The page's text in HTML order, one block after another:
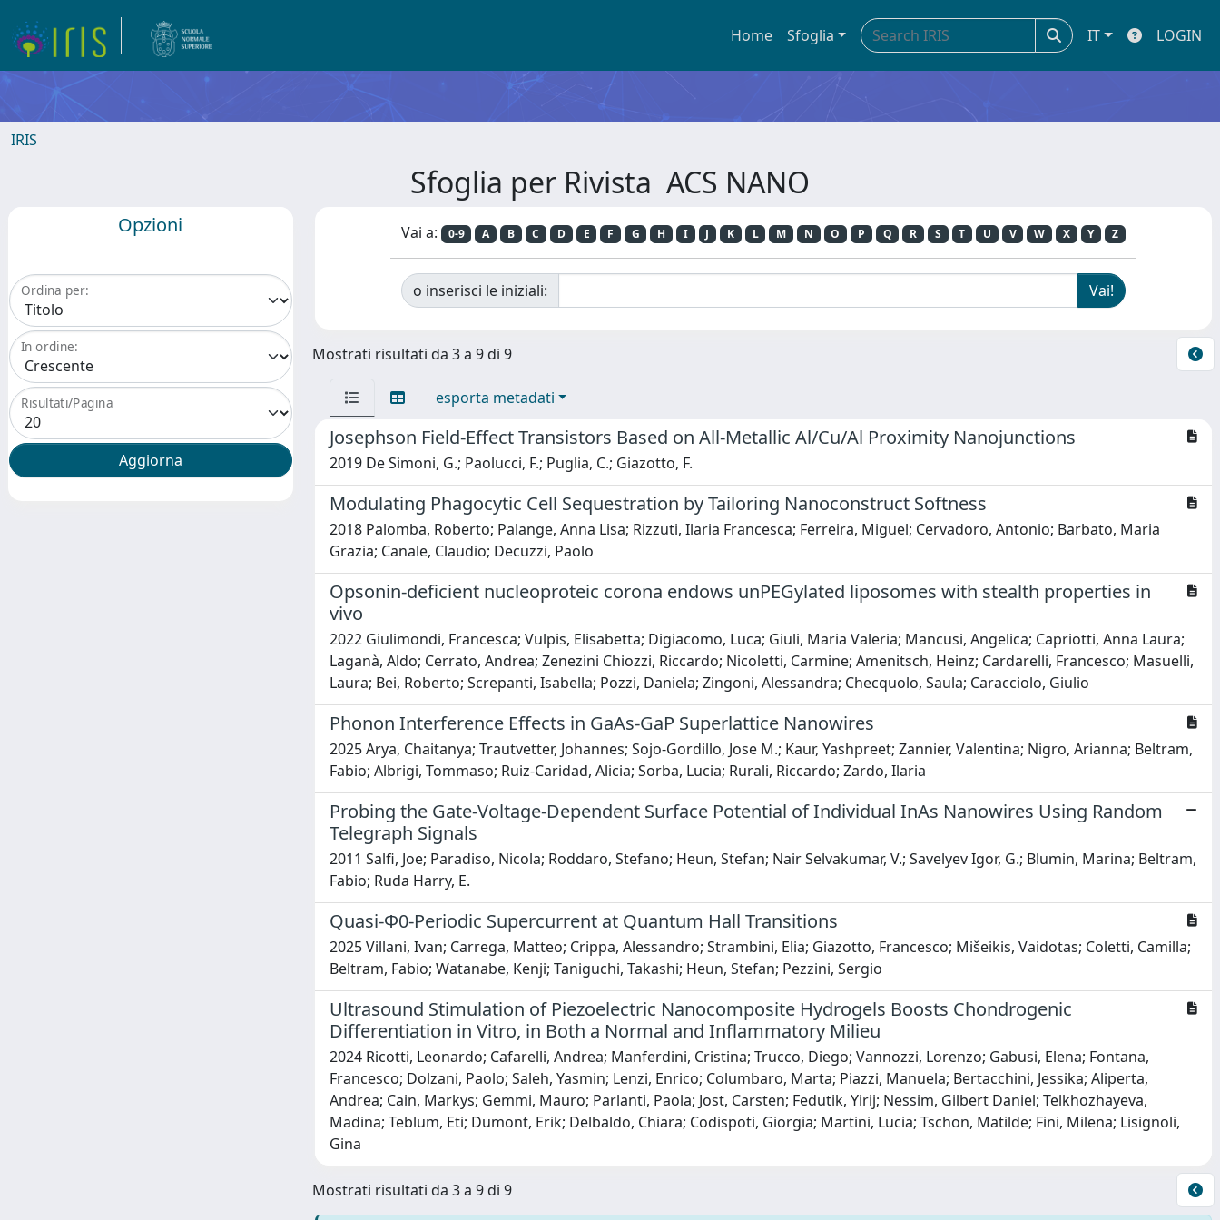
Home Sfoglia IT LOGIN
IRIS
Sfoglia per Rivista ACS NANO
Opzioni
Ordina per:
In ordine:
Risultati/Pagina
Vai a: 0-9 A B C D E F G H I J K L M N O P Q R S T U V W X Y Z
o inserisci le iniziali:
Mostrati risultati da 3 a 9 di 9
esporta metadati
Josephson Field-Effect Transistors Based on All-Metallic Al/Cu/Al Proximity Nanojunctions
2019 De Simoni, G.; Paolucci, F.; Puglia, C.; Giazotto, F.
Modulating Phagocytic Cell Sequestration by Tailoring Nanoconstruct Softness
2018 Palomba, Roberto; Palange, Anna Lisa; Rizzuti, Ilaria Francesca; Ferreira, Miguel; Cervadoro, Antonio; Barbato, Maria
Grazia; Canale, Claudio; Decuzzi, Paolo
Opsonin-deficient nucleoproteic corona endows unPEGylated liposomes with stealth properties in
vivo
2022 Giulimondi, Francesca; Vulpis, Elisabetta; Digiacomo, Luca; Giuli, Maria Valeria; Mancusi, Angelica; Capriotti, Anna Laura;
Laganà, Aldo; Cerrato, Andrea; Zenezini Chiozzi, Riccardo; Nicoletti, Carmine; Amenitsch, Heinz; Cardarelli, Francesco; Masuelli,
Laura; Bei, Roberto; Screpanti, Isabella; Pozzi, Daniela; Zingoni, Alessandra; Checquolo, Saula; Caracciolo, Giulio
Phonon Interference Effects in GaAs-GaP Superlattice Nanowires
2025 Arya, Chaitanya; Trautvetter, Johannes; Sojo-Gordillo, Jose M.; Kaur, Yashpreet; Zannier, Valentina; Nigro, Arianna; Beltram,
Fabio; Albrigi, Tommaso; Ruiz-Caridad, Alicia; Sorba, Lucia; Rurali, Riccardo; Zardo, Ilaria
Probing the Gate-Voltage-Dependent Surface Potential of Individual InAs Nanowires Using Random
Telegraph Signals
2011 Salfi, Joe; Paradiso, Nicola; Roddaro, Stefano; Heun, Stefan; Nair Selvakumar, V.; Savelyev Igor, G.; Blumin, Marina; Beltram,
Fabio; Ruda Harry, E.
Quasi-Φ0-Periodic Supercurrent at Quantum Hall Transitions
2025 Villani, Ivan; Carrega, Matteo; Crippa, Alessandro; Strambini, Elia; Giazotto, Francesco; Mišeikis, Vaidotas; Coletti, Camilla;
Beltram, Fabio; Watanabe, Kenji; Taniguchi, Takashi; Heun, Stefan; Pezzini, Sergio
Ultrasound Stimulation of Piezoelectric Nanocomposite Hydrogels Boosts Chondrogenic
Differentiation in Vitro, in Both a Normal and Inflammatory Milieu
2024 Ricotti, Leonardo; Cafarelli, Andrea; Manferdini, Cristina; Trucco, Diego; Vannozzi, Lorenzo; Gabusi, Elena; Fontana,
Francesco; Dolzani, Paolo; Saleh, Yasmin; Lenzi, Enrico; Columbaro, Marta; Piazzi, Manuela; Bertacchini, Jessika; Aliperta,
Andrea; Cain, Markys; Gemmi, Mauro; Parlanti, Paola; Jost, Carsten; Fedutik, Yirij; Nessim, Gilbert Daniel; Telkhozhayeva,
Madina; Teblum, Eti; Dumont, Erik; Delbaldo, Chiara; Codispoti, Giorgia; Martini, Lucia; Tschon, Matilde; Fini, Milena; Lisignoli,
Gina
Mostrati risultati da 3 a 9 di 9